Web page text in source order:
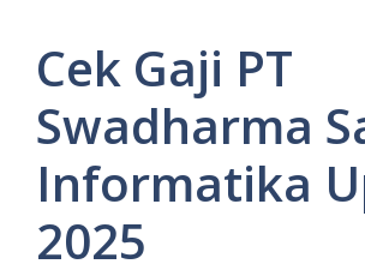
Cek Gaji PT
Swadharma
Informatika
2025